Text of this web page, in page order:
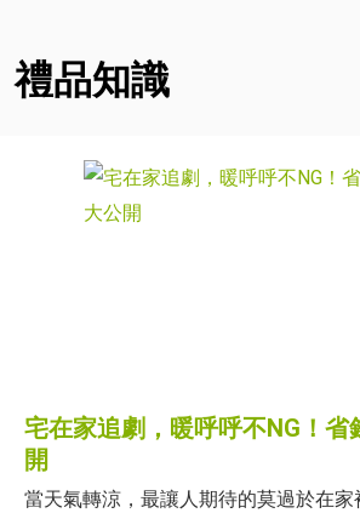
禮品知識
宅在家追劇，暖呼呼不NG！省
開
當天氣轉涼，最讓人期待的莫過於在